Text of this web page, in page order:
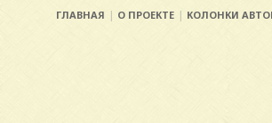
ГЛАВНАЯ О ПРОЕКТЕ КОЛОНКИ